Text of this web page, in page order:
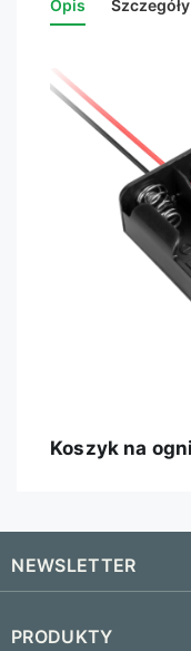
Opis
Koszyk na
NEWSLETTER
PRODUKTY